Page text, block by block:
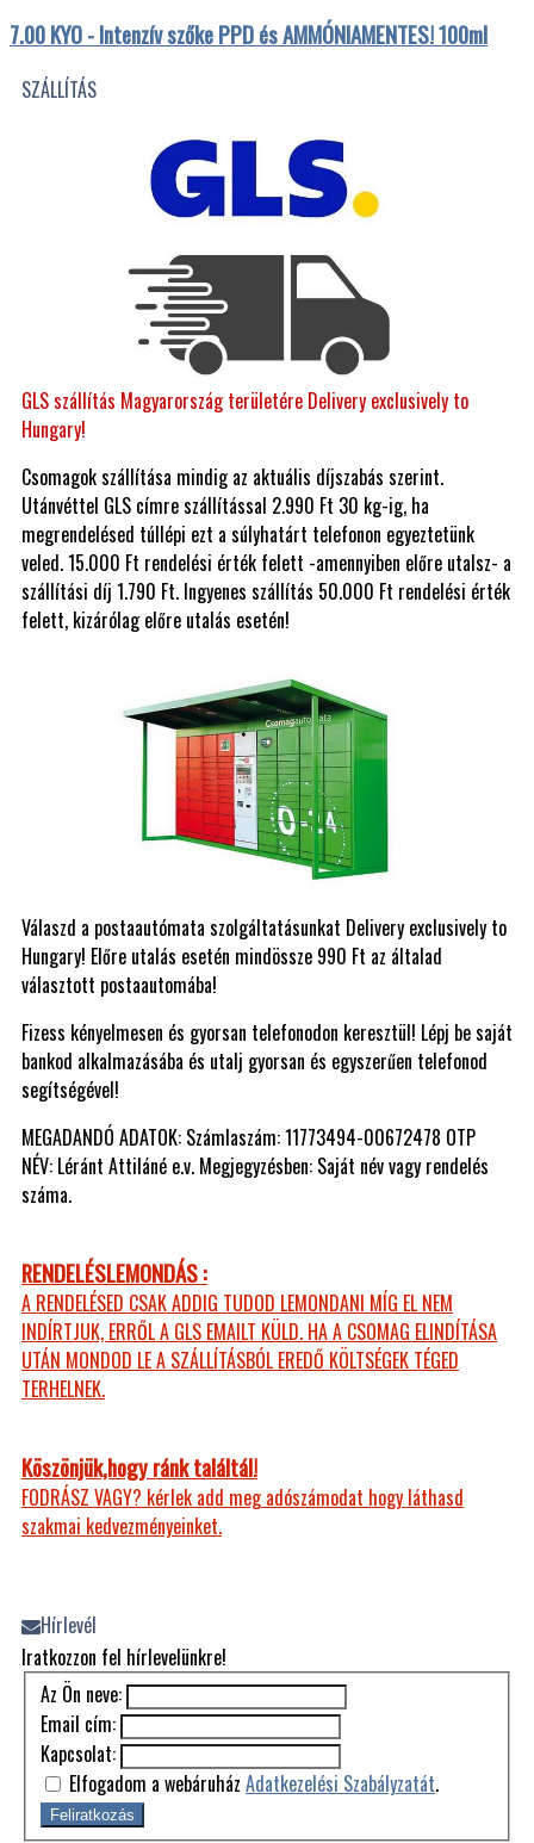
7.00 KYO - Intenzív szőke PPD és AMMÓNIAMENTES! 100ml
SZÁLLÍTÁS
GLS szállítás Magyarország területére Delivery exclusively to
Hungary!
Csomagok szállítása mindig az aktuális díjszabás szerint.
Utánvéttel GLS címre szállítással 2.990 Ft 30 kg-ig, ha
megrendelésed túllépi ezt a súlyhatárt telefonon egyeztetünk
veled. 15.000 Ft rendelési érték felett -amennyiben előre utalsz- a
szállítási díj 1.790 Ft. Ingyenes szállítás 50.000 Ft rendelési érték
felett, kizárólag előre utalás esetén!
Válaszd a postaautómata szolgáltatásunkat Delivery exclusively to
Hungary! Előre utalás esetén mindössze 990 Ft az általad
választott postaautomába!
Fizess kényelmesen és gyorsan telefonodon keresztül! Lépj be saját
bankod alkalmazásába és utalj gyorsan és egyszerűen telefonod
segítségével!
MEGADANDÓ ADATOK: Számlaszám: 11773494-00672478 OTP
NÉV: Léránt Attiláné e.v. Megjegyzésben: Saját név vagy rendelés
száma.
RENDELÉSLEMONDÁS :
A RENDELÉSED CSAK ADDIG TUDOD LEMONDANI MÍG EL NEM
INDÍRTJUK, ERRŐL A GLS EMAILT KÜLD. HA A CSOMAG ELINDÍTÁSA
UTÁN MONDOD LE A SZÁLLÍTÁSBÓL EREDŐ KÖLTSÉGEK TÉGED
TERHELNEK.
Köszönjük,hogy ránk találtál!
FODRÁSZ VAGY? kérlek add meg adószámodat hogy láthasd
szakmai kedvezményeinket.
Hírlevél
Iratkozzon fel hírlevelünkre!
Az Ön neve:
Email cím:
Kapcsolat:
Elfogadom a webáruház Adatkezelési Szabályzatát.
Feliratkozás